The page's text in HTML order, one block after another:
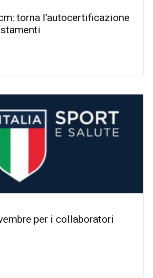
torna l’autocertificazione
per i collaboratori